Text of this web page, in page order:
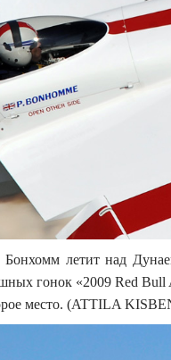
летит над
гонок «2009 Red Bull
место. (ATTILA